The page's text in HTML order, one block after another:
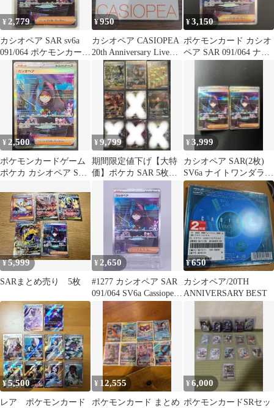
¥ 2,779
カシオペア SAR sv6a
091/064 ポケモンカード
PokemonCard
¥950
カシオペア CASIOPEA
20th Anniversary Live
¥3,150
ポケモンカード カシオ
ペア SAR 091/064 ナイ
¥ 2,500
ポケモンカードゲーム
ポケカ カシオペア SAR
張パック「ナイトワン
ダラー」 トレカ TCG
208
¥9,799
期間限定値下げ【大特
価】ポケカ SAR 5枚セ
¥3,999
カシオペア SAR(2枚)
SV6a ナイトワンダラー
091/064
¥5,999
SARまとめ売り 5枚
¥ 2,650
#1277 カシオペア SAR
091/064 SV6a Cassiopeia
SAR 091/064
¥650
カシオペア/20TH
ANNIVERSARY BEST
¥5,500
レア ポケモンカード
¥ 12,555
ポケモンカード まとめ
¥6,000
ポケモンカードSRセッ